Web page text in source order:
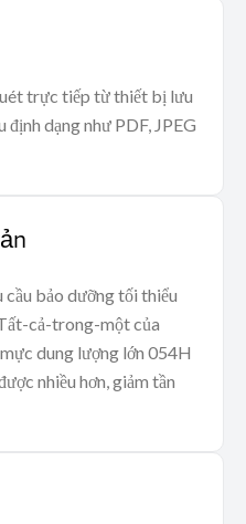
trực tiếp từ thiết bị lưu
dạng như PDF, JPEG
cầu bảo dưỡng tối thiểu
cả-trong-một của
dung lượng lớn 054H
nhiều hơn, giảm tần